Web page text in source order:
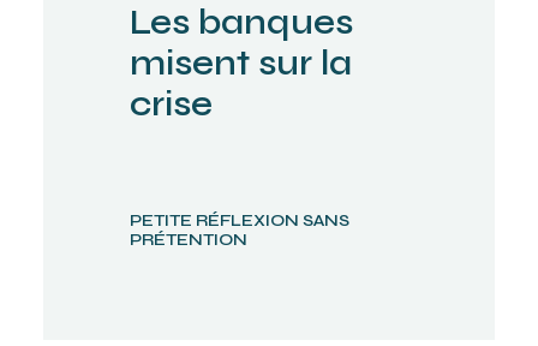
PETITE RÉFLEXION SANS
PRÉTENTION
Les banques
misent sur la
crise